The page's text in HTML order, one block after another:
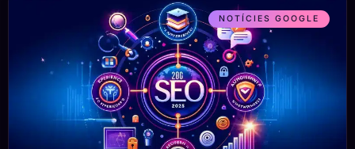
NOTÍCIES GOOGLE